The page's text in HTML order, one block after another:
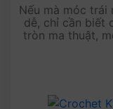
Nếu mà móc trái
dễ, chỉ cần biết
tròn ma thuật,